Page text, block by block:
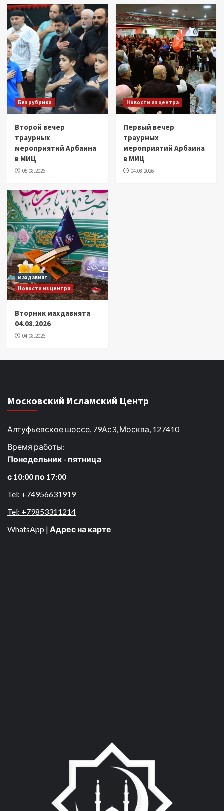
Без рубрики
Второй вечер
траурных
мероприятий Арбаина
в МИЦ
05.08.2026
Новости из центра
Первый вечер
траурных
мероприятий Арбаина
в МИЦ
04.08.2026
махдавият
Новости из центра
Вторник махдавията
04.08.2026
04.08.2026
Московский Исламский Центр
Алтуфьевское шоссе, 79Ас3, Москва, 127410
Время работы:
Понедельник - пятница
с 10:00 по 17:00
Tel: +74956631919
Tel: +79853311214
WhatsApp | Адрес на карте